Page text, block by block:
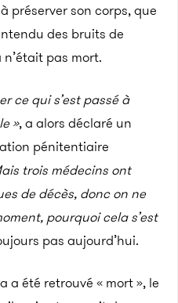
préserver son corps, que
des bruits de
pas mort.
ce qui s’est passé à
», a alors déclaré un
pénitentiaire
trois médecins ont
de décès, donc on ne
pourquoi cela s’est
pas aujourd’hui.
a été retrouvé « mort », le